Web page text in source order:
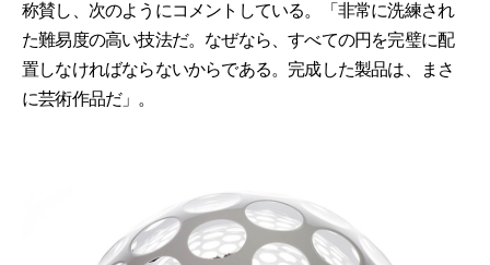
称賛し、次のようにコメントしている。「非常に洗練され
た難易度の高い技法だ。なぜなら、すべての円を完璧に配
置しなければならないからである。完成した製品は、まさ
に芸術作品だ」。